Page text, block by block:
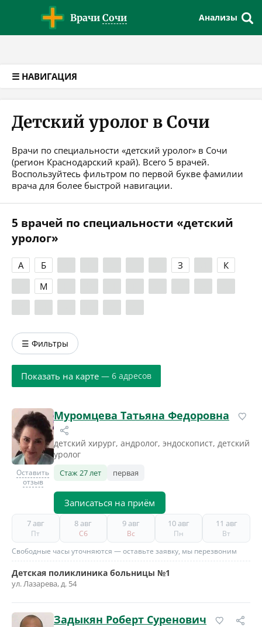
Врачи Сочи Анализы
☰ НАВИГАЦИЯ
Детский уролог в Сочи
Врачи по специальности «детский уролог» в Сочи
(регион Краснодарский край). Всего 5 врачей.
Воспользуйтесь фильтром по первой букве фамилии
врача для более быстрой навигации.
5 врачей по специальности «детский
уролог»
А Б З
К
М
☰ Фильтры
Показать на карте — 6 адресов
Оставить
отзыв
Муромцева Татьяна Федоровна
детский хирург, андролог, эндоскопист, детский
уролог
Стаж 27 лет первая
Записаться на приём
7 авг
Пт
8 авг
Сб
9 авг
Вс
10 авг
Пн
11 авг
Вт
Свободные часы уточняются — оставьте заявку, мы перезвоним
Детская поликлиника больницы №1
ул. Лазарева, д. 54
Задыкян Роберт Суренович